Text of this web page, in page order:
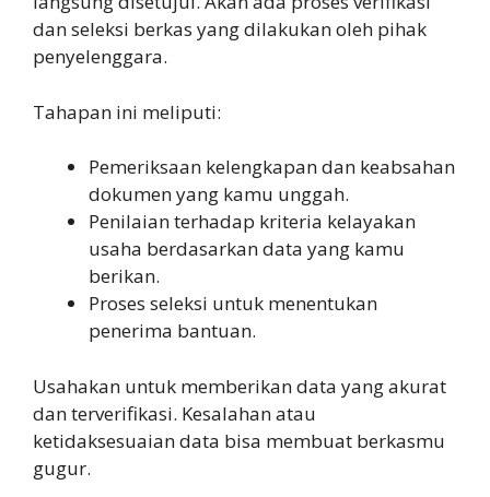
dan seleksi berkas yang dilakukan oleh pihak
penyelenggara.
Tahapan ini meliputi:
Pemeriksaan kelengkapan dan keabsahan
dokumen yang kamu unggah.
Penilaian terhadap kriteria kelayakan
usaha berdasarkan data yang kamu
berikan.
Proses seleksi untuk menentukan
penerima bantuan.
Usahakan untuk memberikan data yang akurat
dan terverifikasi. Kesalahan atau
ketidaksesuaian data bisa membuat berkasmu
gugur.